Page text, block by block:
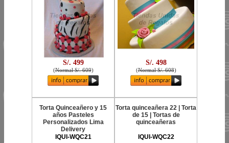
S/. 499
(Normal S/. 609)
S/. 498
(Normal S/. 608)
Torta Quinceañero y 15
años Pasteles
Personalizados Lima
Delivery
IQUI-WQC21
Torta quinceañera 22 | Torta
de 15 | Tortas de
quinceañeras
IQUI-WQC22